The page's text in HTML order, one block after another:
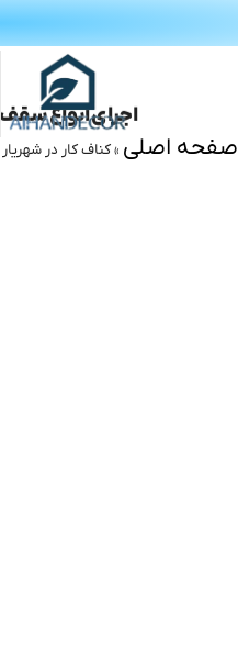
اجرایانواعسقف
صفحه اصلی »کناف کار در شهریار